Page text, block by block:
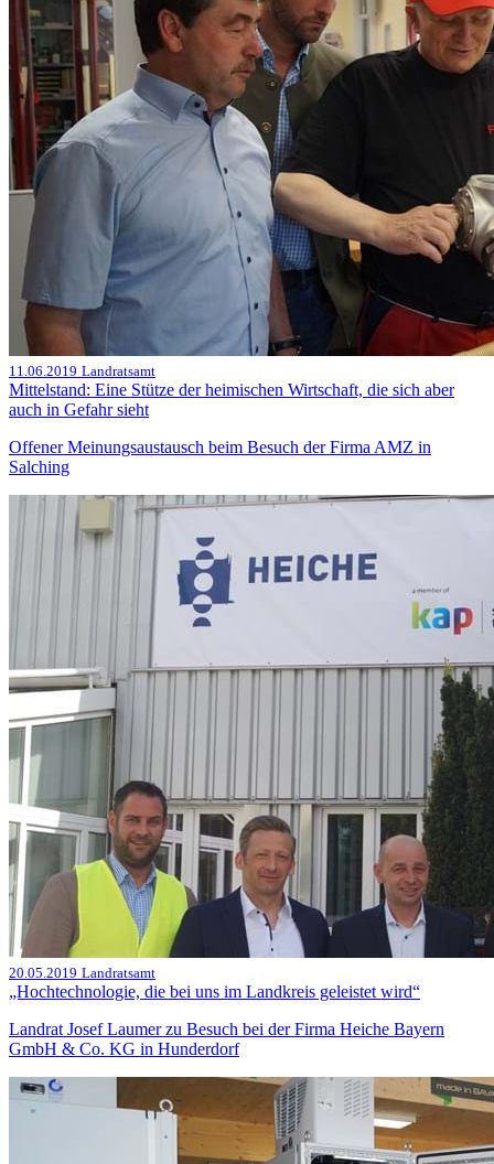
11.06.2019 Landratsamt
Mittelstand: Eine Stütze der heimischen Wirtschaft, die sich aber
auch in Gefahr sieht
Offener Meinungsaustausch beim Besuch der Firma AMZ in
Salching
20.05.2019 Landratsamt
„Hochtechnologie, die bei uns im Landkreis geleistet wird“
Landrat Josef Laumer zu Besuch bei der Firma Heiche Bayern
GmbH & Co. KG in Hunderdorf